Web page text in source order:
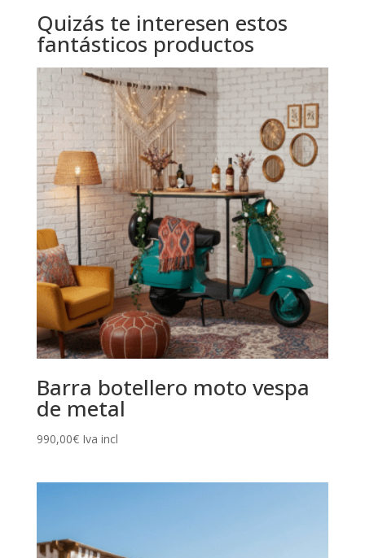
Quizás te interesen estos
fantásticos productos
Barra botellero moto vespa
de metal
990,00€ Iva incl